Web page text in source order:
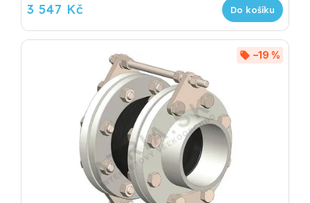
3 547 Kč Do košíku
–19 %